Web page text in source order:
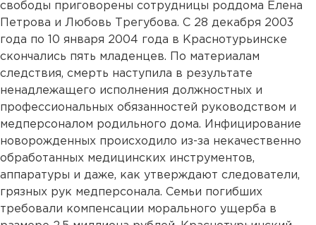
свободы приговорены сотрудницы роддома Елена
Петрова и Любовь Трегубова. С 28 декабря 2003
года по 10 января 2004 года в Краснотурьинске
скончались пять младенцев. По материалам
следствия, смерть наступила в результате
ненадлежащего исполнения должностных и
профессиональных обязанностей руководством и
медперсоналом родильного дома. Инфицирование
новорожденных происходило из-за некачественно
обработанных медицинских инструментов,
аппаратуры и даже, как утверждают следователи,
грязных рук медперсонала. Семьи погибших
требовали компенсации морального ущерба в